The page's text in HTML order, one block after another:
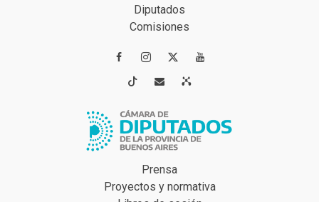
Diputados
Comisiones
 
 
Prensa
Proyectos y normativa